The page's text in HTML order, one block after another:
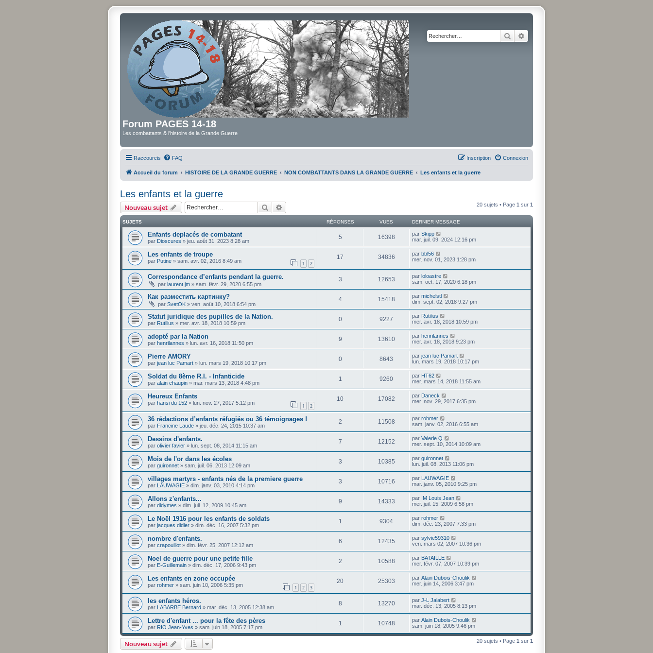
Forum PAGES 14-18
Les combattants & l'histoire de la Grande Guerre
Rechercher
Raccourcis FAQ Connexion
Inscription
Accueil du forum HISTOIRE DE LA GRANDE GUERRE NON COMBATTANTS DANS LA GRANDE GUERRE Les enfants et la guerre
Les enfants et la guerre
Nouveau sujet Rechercher 20 sujets • Page 1 sur 1
SUJETS RÉPONSES VUES DERNIER MESSAGE
Enfants deplacés de combatant
par Dioscures » jeu. août 31, 2023 8:28 am
5 16398 par Skipp
mar. juil. 09, 2024 12:16 pm
Les enfants de troupe
par Putine » sam. avr. 02, 2016 8:49 am 1 2
17 34836 par bbl56
mer. nov. 01, 2023 1:28 pm
Correspondance d’enfants pendant la guerre.
par laurent jm » sam. févr. 29, 2020 6:55 pm
3 12653 par loloastre
sam. oct. 17, 2020 6:18 pm
Как разместить картинку?
par SvetOK » ven. août 10, 2018 6:54 pm
4 15418 par michelstl
dim. sept. 02, 2018 9:27 pm
Statut juridique des pupilles de la Nation.
par Rutilius » mer. avr. 18, 2018 10:59 pm
0 9227 par Rutilius
mer. avr. 18, 2018 10:59 pm
adopté par la Nation
par henrilannes » lun. avr. 16, 2018 11:50 pm
9 13610 par henrilannes
mer. avr. 18, 2018 9:23 pm
Pierre AMORY
par jean luc Pamart » lun. mars 19, 2018 10:17 pm
0 8643 par jean luc Pamart
lun. mars 19, 2018 10:17 pm
Soldat du 8ème R.I. - Infanticide
par alain chaupin » mar. mars 13, 2018 4:48 pm
1 9260 par HT62
mer. mars 14, 2018 11:55 am
Heureux Enfants
par hansi du 152 » lun. nov. 27, 2017 5:12 pm 1 2
10 17082 par Daneck
mer. nov. 29, 2017 6:35 pm
36 rédactions d’enfants réfugiés ou 36 témoignages !
par Francine Laude » jeu. déc. 24, 2015 10:37 am
2 11508 par rohmer
sam. janv. 02, 2016 6:55 am
Dessins d'enfants.
par olivier favier » lun. sept. 08, 2014 11:15 am
7 12152 par Valerie Q
mer. sept. 10, 2014 10:09 am
Mois de l'or dans les écoles
par guironnet » sam. juil. 06, 2013 12:09 am
3 10385 par guironnet
lun. juil. 08, 2013 11:06 pm
villages martyrs - enfants nés de la premiere guerre
par LAUWAGIE » dim. janv. 03, 2010 4:14 pm
3 10716 par LAUWAGIE
mar. janv. 05, 2010 9:25 pm
Allons z'enfants...
par didymes » dim. juil. 12, 2009 10:45 am
9 14333 par IM Louis Jean
mer. juil. 15, 2009 6:58 pm
Le Noël 1916 pour les enfants de soldats
par jacques didier » dim. déc. 16, 2007 5:32 pm
1 9304 par rohmer
dim. déc. 23, 2007 7:33 pm
nombre d'enfants.
par crapouillot » dim. févr. 25, 2007 12:12 am
6 12435 par sylvie59310
ven. mars 02, 2007 10:36 pm
Noel de guerre pour une petite fille
par E-Guillemain » dim. déc. 17, 2006 9:43 pm
2 10588 par BATAILLE
mer. févr. 07, 2007 10:39 pm
Les enfants en zone occupée
par rohmer » sam. juin 10, 2006 5:35 pm 1 2 3
20 25303 par Alain Dubois-Choulik
mer. juin 14, 2006 3:47 pm
les enfants héros.
par LABARBE Bernard » mar. déc. 13, 2005 12:38 am
8 13270 par J-L Jalabert
mar. déc. 13, 2005 8:13 pm
Lettre d'enfant ... pour la fête des pères
par RIO Jean-Yves » sam. juin 18, 2005 7:17 pm
1 10748 par Alain Dubois-Choulik
sam. juin 18, 2005 9:46 pm
Nouveau sujet 20 sujets • Page 1 sur 1